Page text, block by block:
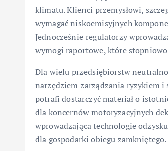
klimatu. Klienci przemysłowi,
wymagać niskoemisyjnych
Jednocześnie regulatorzy
wymogi raportowe, które
Dla wielu przedsiębiorstw
narzędziem zarządzania ryzykiem
potrafi dostarczyć materiał o
dla koncernów motoryzacyjnych
wprowadzająca technologie
dla gospodarki obiegu zamkniętego.